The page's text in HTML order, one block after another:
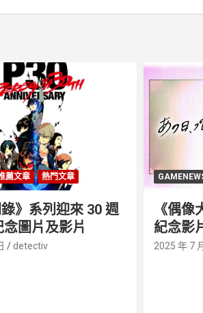
薦文章 熱門文章
錄》系列迎來 30 週
圖片及影片
detectiv
《偶
紀念影
2025 年 7